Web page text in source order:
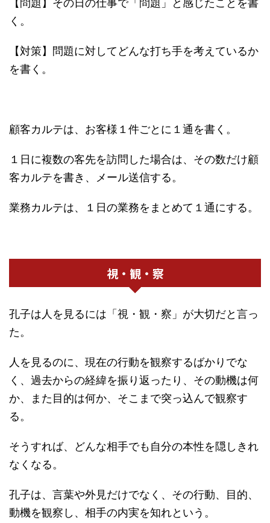
【問題】その日の仕事で「問題」と感じたことを書
く。
【対策】問題に対してどんな打ち手を考えているか
を書く。
顧客カルテは、お客様１件ごとに１通を書く。
１日に複数の客先を訪問した場合は、その数だけ顧
客カルテを書き、メール送信する。
業務カルテは、１日の業務をまとめて１通にする。
視・観・察
孔子は人を見るには「視・観・察」が大切だと言っ
た。
人を見るのに、現在の行動を観察するばかりでな
く、過去からの経緯を振り返ったり、その動機は何
か、また目的は何か、そこまで突っ込んで観察す
る。
そうすれば、どんな相手でも自分の本性を隠しきれ
なくなる。
孔子は、言葉や外見だけでなく、その行動、目的、
動機を観察し、相手の内実を知れという。